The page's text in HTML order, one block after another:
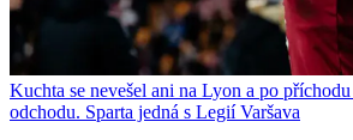
Kuchta se nevešel ani na Lyon a po
odchodu. Sparta jedná s Legií Varšava